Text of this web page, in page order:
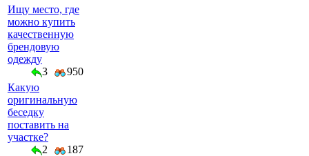
Ищу место, где
можно купить
качественную
брендовую
одежду
3
950
Какую
оригинальную
беседку
поставить на
участке?
2
187